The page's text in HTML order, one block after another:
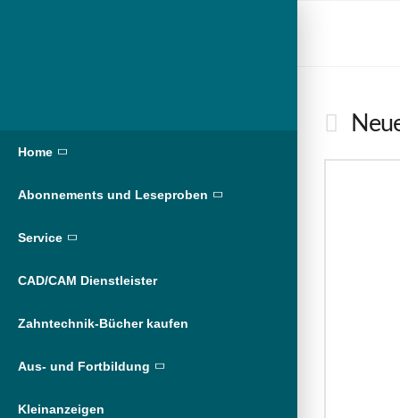
Home
Abonnements und Leseproben
Service
CAD/CAM Dienstleister
Zahntechnik-Bücher kaufen
Aus- und Fortbildung
Kleinanzeigen